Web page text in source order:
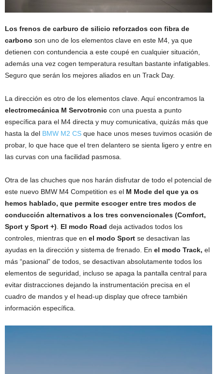
Los frenos de carburo de silicio reforzados con fibra de
carbono son uno de los elementos clave en este M4, ya que
detienen con contundencia a este coupé en cualquier situación,
además una vez cogen temperatura resultan bastante infatigables.
Seguro que serán los mejores aliados en un Track Day.
La dirección es otro de los elementos clave. Aquí encontramos la
electromecánica M Servotronic con una puesta a punto
específica para el M4 directa y muy comunicativa, quizás más que
hasta la del BMW M2 CS que hace unos meses tuvimos ocasión de
probar, lo que hace que el tren delantero se sienta ligero y entre en
las curvas con una facilidad pasmosa.
Otra de las chuches que nos harán disfrutar de todo el potencial de
este nuevo BMW M4 Competition es el M Mode del que ya os
hemos hablado, que permite escoger entre tres modos de
conducción alternativos a los tres convencionales (Comfort,
Sport y Sport +)
El modo Road deja activados todos los
controles, mientras que en el modo Sport se desactivan las
ayudas en la dirección y sistema de frenado. En el modo Track, el
más “pasional” de todos, se desactivan absolutamente todos los
elementos de seguridad, incluso se apaga la pantalla central para
evitar distracciones dejando la instrumentación precisa en el
cuadro de mandos y el head-up display que ofrece también
información específica.